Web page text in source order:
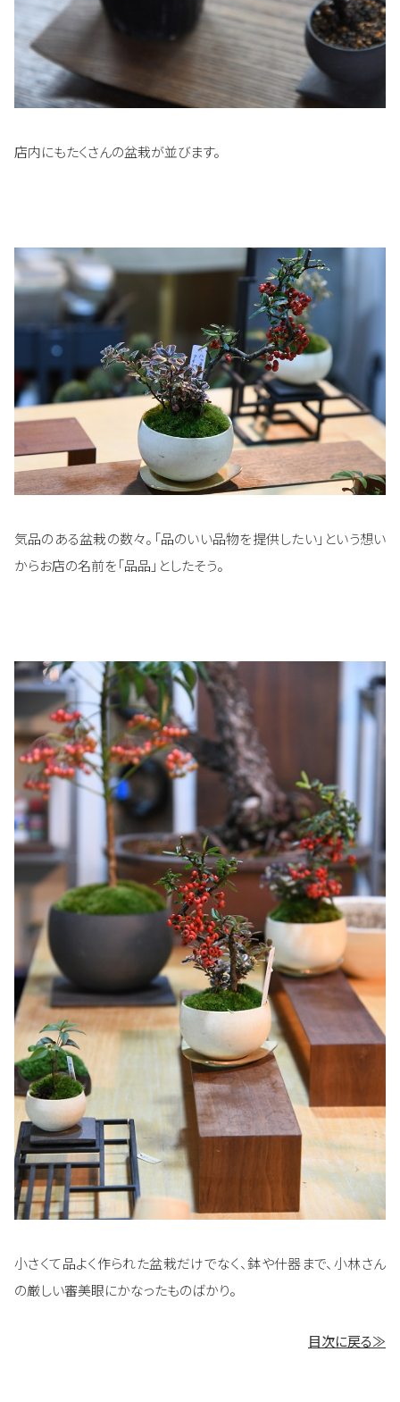
店内にもたくさんの盆栽が並びます。
気品のある盆栽の数々。「品のいい品物を提供したい」という想い
からお店の名前を「品品」としたそう。
小さくて品よく作られた盆栽だけでなく、鉢や什器まで、小林さん
の厳しい審美眼にかなったものばかり。
目次に戻る≫